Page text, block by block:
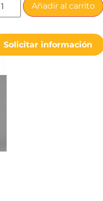
Añadir al carrito
Solicitar información